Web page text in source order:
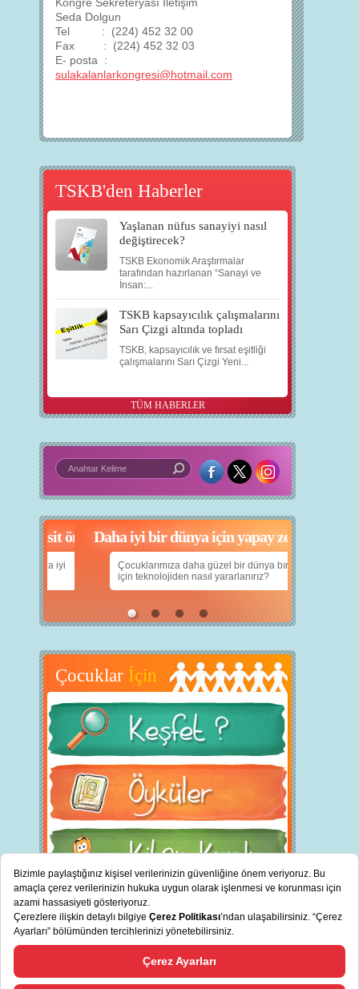
Seda Dolgun
Tel : (224) 452 32 00
Fax : (224) 452 32 03
E- posta :
sulakalanlarkongresi@hotmail.com
TSKB'den Haberler
Yaşlanan nüfus sanayiyi nasıl
değiştirecek?
TSKB Ekonomik Araştırmalar
tarafından hazırlanan “Sanayi ve
İnsan:...
TSKB kapsayıcılık çalışmalarını
Sarı Çizgi altında topladı
TSKB, kapsayıcılık ve fırsat eşitliği
çalışmalarını Sarı Çizgi Yeni...
TÜM HABERLER
5 basit öneri
daha iyi
Daha iyi bir dünya için yapay zekâ
Çocuklarımıza daha güzel bir dünya bırakabilmek
için teknolojiden nasıl yararlanırız?
Çocuklar İçin